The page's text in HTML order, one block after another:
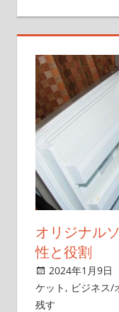
オリジナル
性と役割
2024年1月9日
ケット , ビジネス/
残す